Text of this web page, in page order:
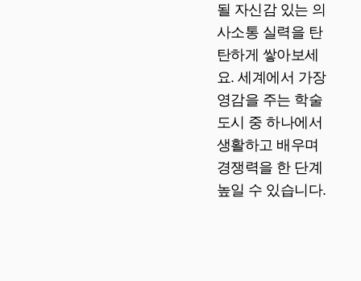
될 자신감 있는 의
사소통 실력을 탄
탄하게 쌓아보세
요. 세계에서 가장
영감을 주는 학술
도시 중 하나에서
생활하고 배우며
경쟁력을 한 단계
높일 수 있습니다.